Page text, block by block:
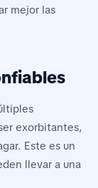
mejor las
exorbitantes,
Este es un
llevar a una